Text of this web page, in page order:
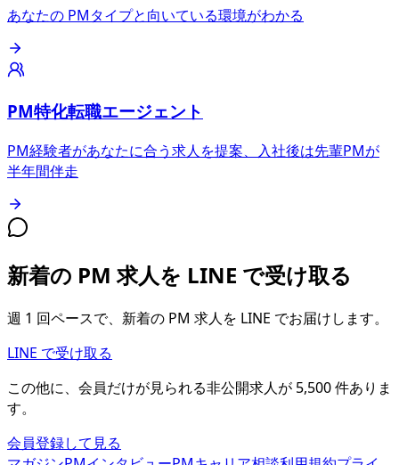
あなたの PMタイプと向いている環境がわかる
PM特化転職エージェント
PM経験者があなたに合う求人を提案、入社後は先輩PMが
半年間伴走
新着の PM 求人を LINE で受け取る
週 1 回ペースで、新着の PM 求人を LINE でお届けします。
LINE で受け取る
この他に、会員だけが見られる非公開求人が 5,500件ありま
す。
会員登録して見る